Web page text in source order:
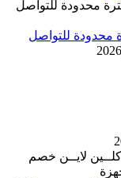
خصم 40% لفترة محدودة للتواصل